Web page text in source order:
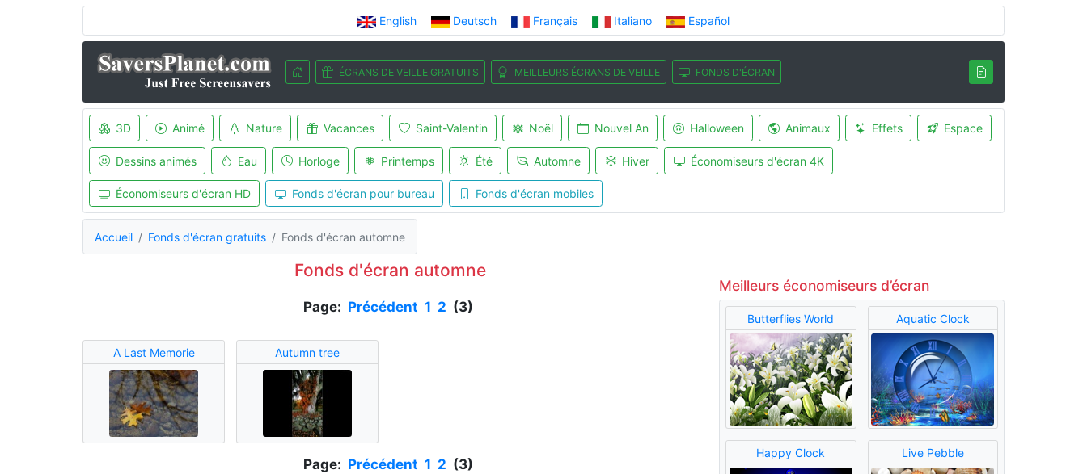
English Deutsch Français Italiano Español
ÉCRANS DE VEILLE GRATUITS MEILLEURS ÉCRANS DE VEILLE FONDS D'ÉCRAN
3D Animé Nature Vacances Saint-Valentin Noël Nouvel An Halloween Animaux Effets Espace
Dessins animés Eau Horloge Printemps Été Automne Hiver Économiseurs d'écran 4K
Économiseurs d'écran HD Fonds d'écran pour bureau Fonds d'écran mobiles
Accueil Fonds d'écran gratuits Fonds d'écran automne
Fonds d'écran automne
Page: Précédent 1 2 (3)
A Last Memorie Autumn tree
Page: Précédent 1 2 (3)
Meilleurs économiseurs d’écran
Butterflies World Aquatic Clock
Happy Clock Live Pebble